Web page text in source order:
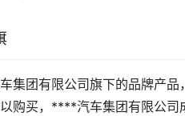
集团有限公司旗下的品牌产
购买，****汽车集团有限公司